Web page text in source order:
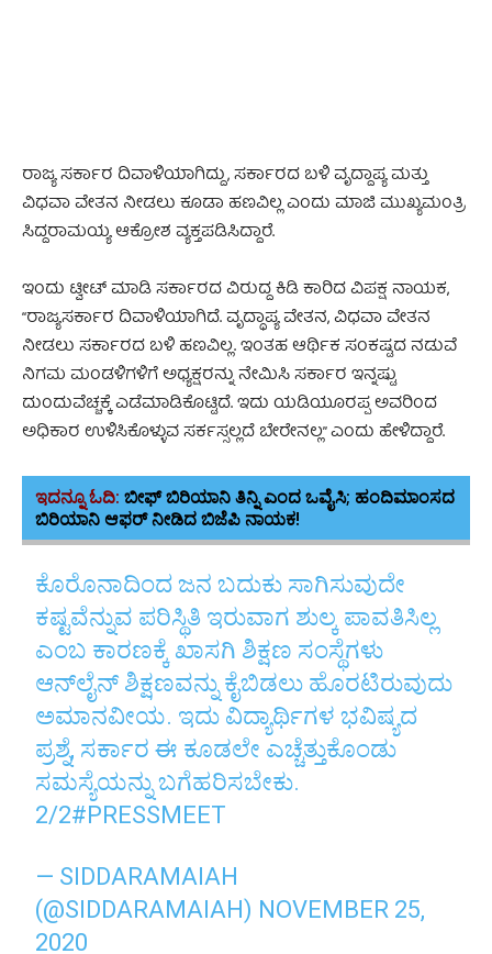
ರಾಜ್ಯ ಸರ್ಕಾರ ದಿವಾಳಿಯಾಗಿದ್ದು, ಸರ್ಕಾರದ ಬಳಿ ವೃದ್ದಾಪ್ಯ ಮತ್ತು
ವಿಧವಾ ವೇತನ ನೀಡಲು ಕೂಡಾ ಹಣವಿಲ್ಲ ಎಂದು ಮಾಜಿ ಮುಖ್ಯಮಂತ್ರಿ
ಸಿದ್ದರಾಮಯ್ಯ ಆಕ್ರೋಶ ವ್ಯಕ್ತಪಡಿಸಿದ್ದಾರೆ.
ಇಂದು ಟ್ವೀಟ್ ಮಾಡಿ ಸರ್ಕಾರದ ವಿರುದ್ದ ಕಿಡಿ ಕಾರಿದ ವಿಪಕ್ಷ ನಾಯಕ,
“ರಾಜ್ಯಸರ್ಕಾರ ದಿವಾಳಿಯಾಗಿದೆ. ವೃದ್ಧಾಪ್ಯ ವೇತನ, ವಿಧವಾ ವೇತನ
ನೀಡಲು ಸರ್ಕಾರದ ಬಳಿ ಹಣವಿಲ್ಲ. ಇಂತಹ ಆರ್ಥಿಕ ಸಂಕಷ್ಟದ ನಡುವೆ
ನಿಗಮ ಮಂಡಳಿಗಳಿಗೆ ಅಧ್ಯಕ್ಷರನ್ನು ನೇಮಿಸಿ ಸರ್ಕಾರ ಇನ್ನಷ್ಟು
ದುಂದುವೆಚ್ಚಕ್ಕೆ ಎಡೆಮಾಡಿಕೊಟ್ಟಿದೆ. ಇದು ಯಡಿಯೂರಪ್ಪ ಅವರಿಂದ
ಅಧಿಕಾರ ಉಳಿಸಿಕೊಳ್ಳುವ ಸರ್ಕಸ್ಸಲ್ಲದೆ ಬೇರೇನಲ್ಲ” ಎಂದು ಹೇಳಿದ್ದಾರೆ.
ಇದನ್ನೂ ಓದಿ: ಬೀಫ್ ಬಿರಿಯಾನಿ ತಿನ್ನಿ ಎಂದ ಒವೈಸಿ; ಹಂದಿಮಾಂಸದ
ಬಿರಿಯಾನಿ ಆಫರ್ ನೀಡಿದ ಬಿಜೆಪಿ ನಾಯಕ!
ಕೊರೊನಾದಿಂದ ಜನ ಬದುಕು ಸಾಗಿಸುವುದೇ
ಕಷ್ಟವೆನ್ನುವ ಪರಿಸ್ಥಿತಿ ಇರುವಾಗ ಶುಲ್ಕ ಪಾವತಿಸಿಲ್ಲ
ಎಂಬ ಕಾರಣಕ್ಕೆ ಖಾಸಗಿ ಶಿಕ್ಷಣ ಸಂಸ್ಥೆಗಳು
ಆನ್‌ಲೈನ್ ಶಿಕ್ಷಣವನ್ನು ಕೈಬಿಡಲು ಹೊರಟಿರುವುದು
ಅಮಾನವೀಯ. ಇದು ವಿದ್ಯಾರ್ಥಿಗಳ ಭವಿಷ್ಯದ
ಪ್ರಶ್ನೆ, ಸರ್ಕಾರ ಈ ಕೂಡಲೇ ಎಚ್ಚೆತ್ತುಕೊಂಡು
ಸಮಸ್ಯೆಯನ್ನು ಬಗೆಹರಿಸಬೇಕು.
2/2#PRESSMEET
— SIDDARAMAIAH
(@SIDDARAMAIAH) NOVEMBER 25,
2020